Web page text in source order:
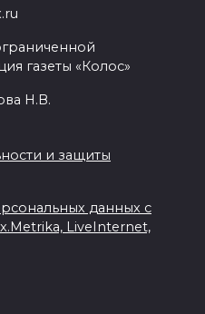
газеты «Колос»
Н.В.
и защиты
данных с
LiveInternet,